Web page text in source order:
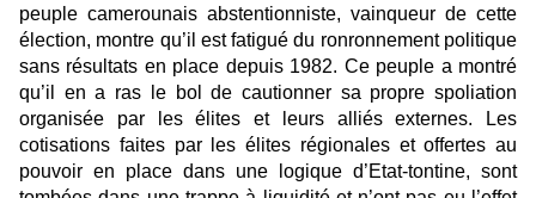
peuple camerounais abstentionniste, vainqueur de cette
élection, montre qu’il est fatigué du ronronnement politique
sans résultats en place depuis 1982. Ce peuple a montré
qu’il en a ras le bol de cautionner sa propre spoliation
organisée par les élites et leurs alliés externes. Les
cotisations faites par les élites régionales et offertes au
pouvoir en place dans une logique d’Etat-tontine, sont